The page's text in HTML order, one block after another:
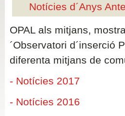
Notícies d´Anys
OPAL als mitjans,
´Observatori d´inserció
diferenta mitjans de
- Notícies 2017
- Notícies 2016